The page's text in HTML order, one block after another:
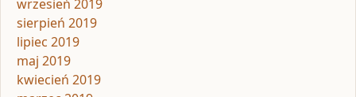
wrzesień 2019
sierpień 2019
lipiec 2019
maj 2019
kwiecień 2019